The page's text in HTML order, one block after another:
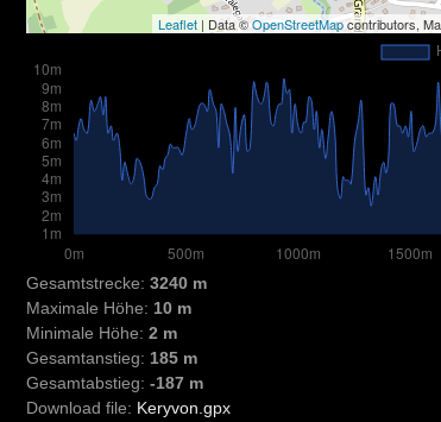
Leaflet | Data ©OpenStreetMapcontributors,
Gesamtstrecke: 3240 m
Maximale Höhe: 10 m
Minimale Höhe: 2 m
Gesamtanstieg: 185 m
Gesamtabstieg: -187 m
Download file: Keryvon.gpx